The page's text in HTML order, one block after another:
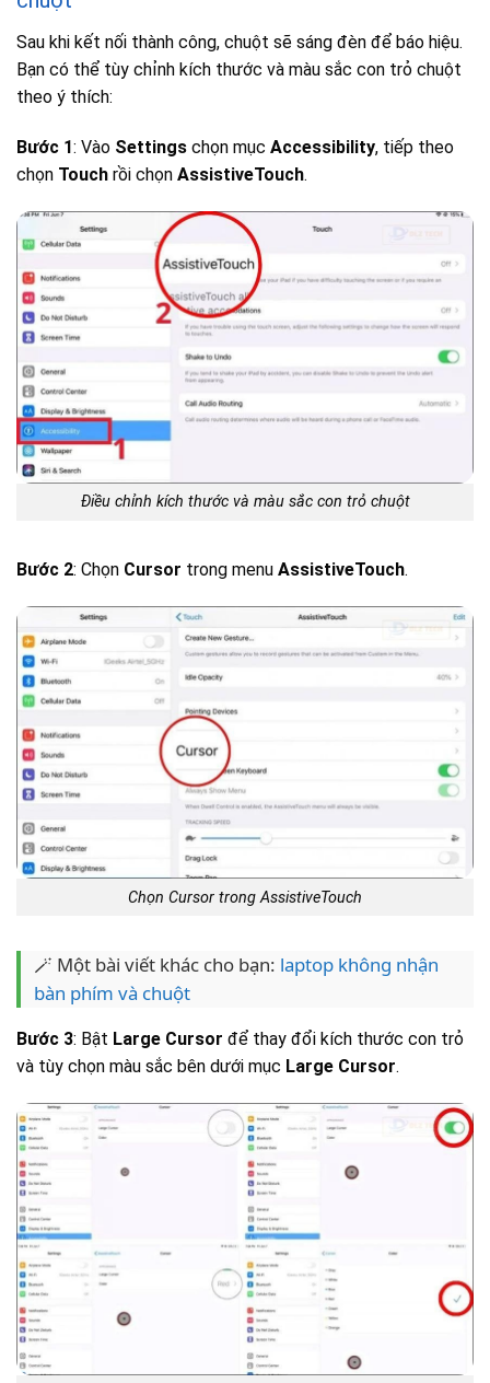
Sau khi kết nối thành công, chuột sẽ sáng đèn để báo hiệu.
Bạn có thể tùy chỉnh kích thước và màu sắc con trỏ chuột
theo ý thích:
Bước 1: Vào Settings chọn mục Accessibility, tiếp theo
chọn Touch rồi chọn AssistiveTouch.
Điều chỉnh kích thước và màu sắc con trỏ chuột
Bước 2: Chọn Cursor trong menu AssistiveTouch.
Chọn Cursor trong AssistiveTouch
🪄 Một bài viết khác cho bạn: laptop không nhận
bàn phím và chuột
Bước 3: Bật Large Cursor để thay đổi kích thước con trỏ
và tùy chọn màu sắc bên dưới mục Large Cursor.